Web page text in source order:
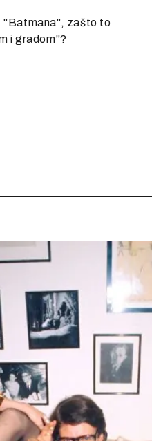
"Batmana", zašto to
i gradom"?